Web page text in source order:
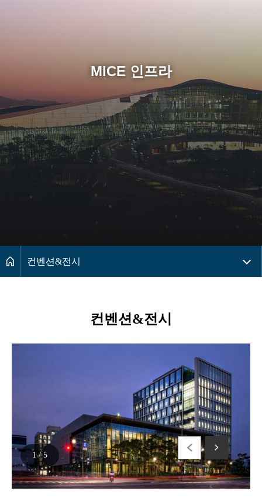
MICE 인프라
메인으로 컨벤션&전시
컨벤션&전시
1/5